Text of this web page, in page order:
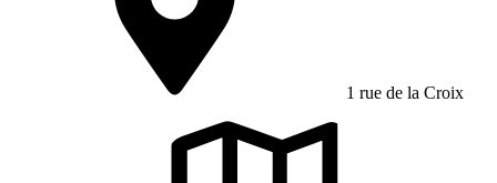
1 rue de la Croix